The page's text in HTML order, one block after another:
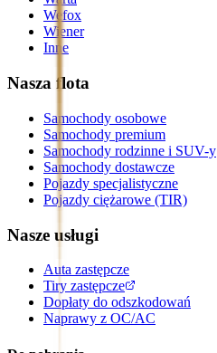
Wefox
Wiener
Inne
Nasza flota
Samochody osobowe
Samochody premium
Samochody rodzinne i SUV-y
Samochody dostawcze
Pojazdy specjalistyczne
Pojazdy ciężarowe (TIR)
Nasze usługi
Auta zastępcze
Tiry zastępcze
Dopłaty do odszkodowań
Naprawy z OC/AC